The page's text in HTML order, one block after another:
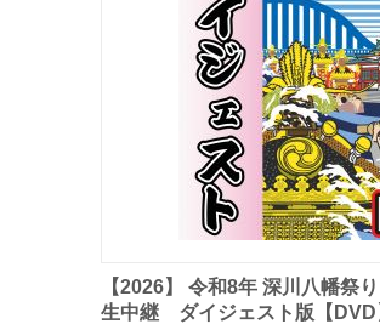
【2026】 令和8年 深川八幡祭
生中継 ダイジェスト版【DVD